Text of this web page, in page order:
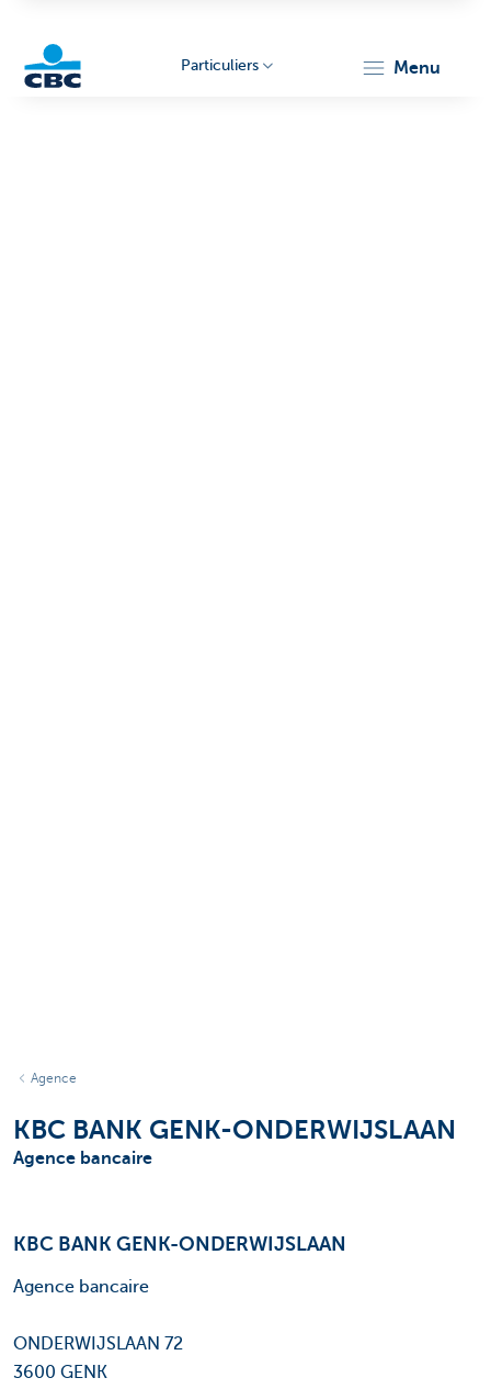
Particuliers menu
Agence
KBC BANK GENK-ONDERWIJSLAAN
Agence bancaire
KBC BANK GENK-ONDERWIJSLAAN
Agence bancaire
ONDERWIJSLAAN 72
3600 GENK